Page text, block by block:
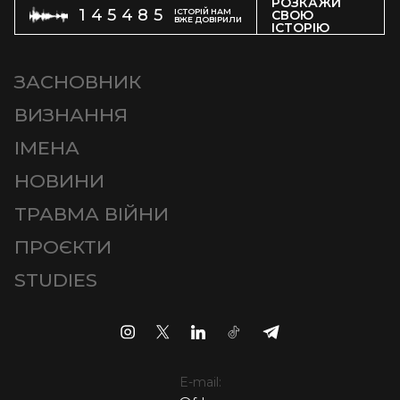
145485
ІСТОРІЙ НАМ
ВЖЕ ДОВІРИЛИ
СВОЮ
ІСТОРІЮ
ЗАСНОВНИК
ВИЗНАННЯ
ІМЕНА
НОВИНИ
ТРАВМА ВІЙНИ
ПРОЄКТИ
STUDIES
E-mail: